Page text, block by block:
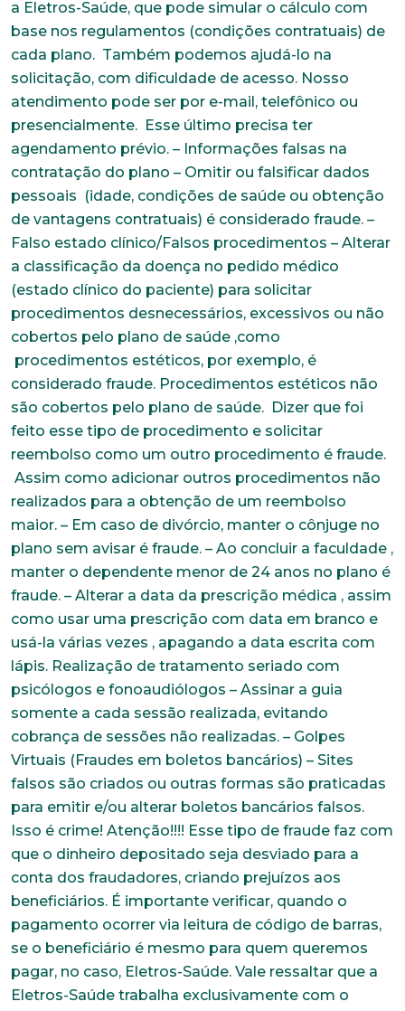
Trabalhe conosco
Faça parte de uma instituição sólida, ética e
comprometida com o bem-estar dos seus
colaboradores. Preencha todos os dados abaixo e
anexe seu currículo.